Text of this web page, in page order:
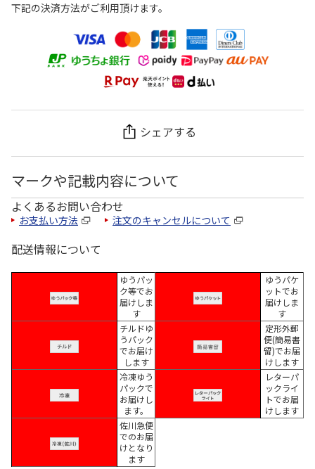
下記の決済方法がご利用頂けます。
シェアする
マークや記載内容について
よくあるお問い合わせ
お支払い方法 注文のキャンセルについて
配送情報について
ゆうパッ
ク等でお
届けしま
す
ゆうパケ
ットでお
届けしま
す
チルドゆ
うパック
でお届け
します
定形外郵
便(簡易書
留)でお届
けします
冷凍ゆう
パックで
お届けし
ます。
レターパ
ックライ
トでお届
けします
佐川急便
でのお届
けとなり
ます